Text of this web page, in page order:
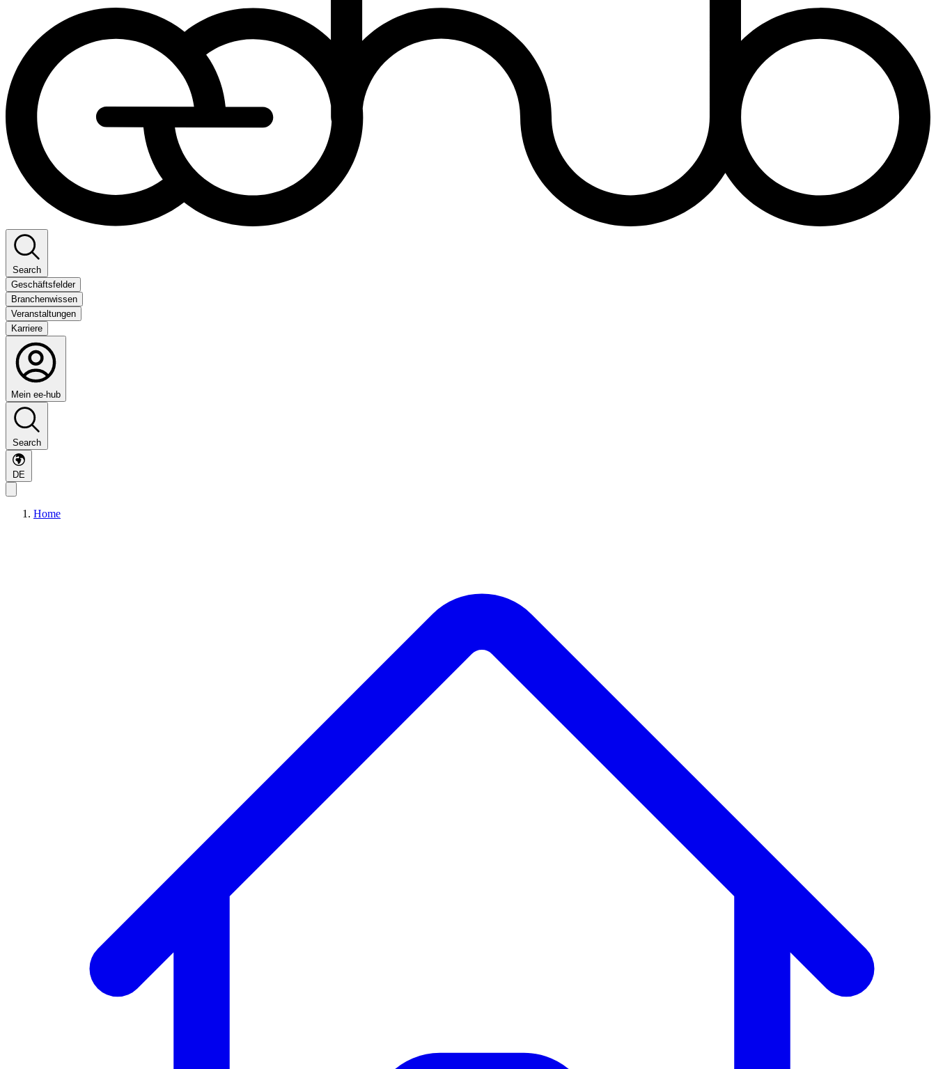
Search
Geschäftsfelder
Branchenwissen
Veranstaltungen
Karriere
Mein ee-hub
Search
DE
Home